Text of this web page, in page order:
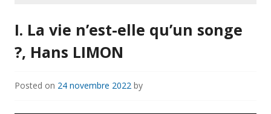
I. La vie n’est-elle qu’un songe
?, Hans LIMON
Posted on 24 novembre 2022 by